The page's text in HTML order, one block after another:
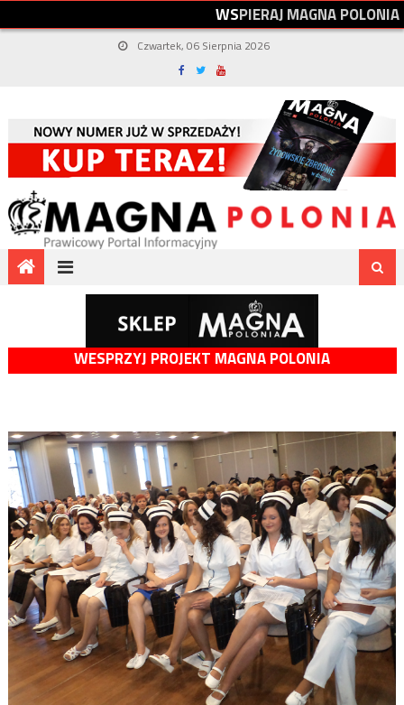
WSPIERAJMAGNAPOLONIA
Czwartek, 06 Sierpnia 2026
WESPRZYJ PROJEKT MAGNA POLONIA